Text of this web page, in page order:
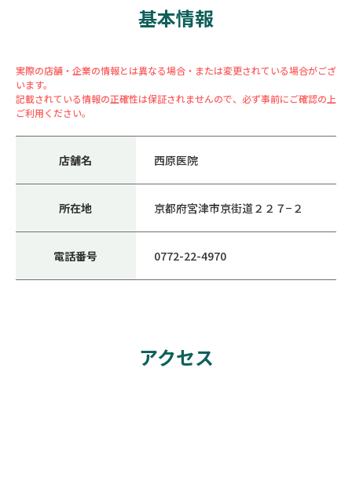
基本情報
実際の店舗・企業の情報とは異なる場合・または変更されている場合がござ
います。
記載されている情報の正確性は保証されませんので、必ず事前にご確認の上
ご利用ください。
店舗名 西原医院
所在地 京都府宮津市京街道２２７−２
電話番号 0772-22-4970
アクセス